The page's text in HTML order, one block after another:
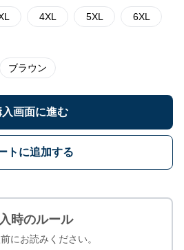
4XL 5XL 6XL
ブラウン
入画面に進む
トに追加する
時のルール
にお読みください。